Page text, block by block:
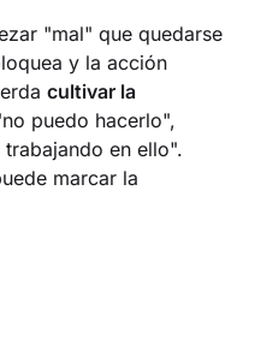
"mal" que quedarse
y la acción
cultivar la
puedo hacerlo",
en ello".
marcar la